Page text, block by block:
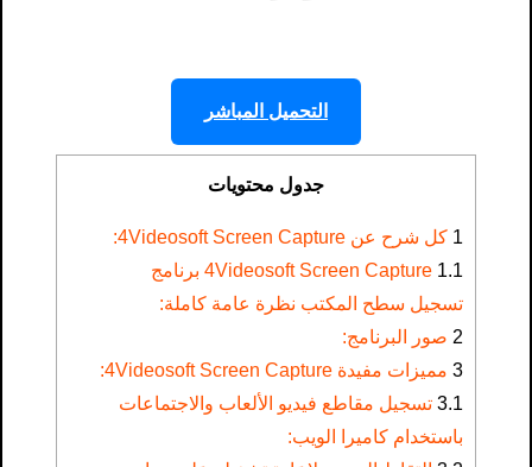
التحميل المباشر
جدول محتويات
1 كل شرح عن 4Videosoft Screen Capture:
1.1
4Videosoft Screen Capture برنامج
تسجيل سطح المكتب نظرة عامة كاملة:
2 صور البرنامج:
3 مميزات مفيدة 4Videosoft Screen Capture:
3.1 تسجيل مقاطع فيديو الألعاب والاجتماعات
باستخدام كاميرا الويب: